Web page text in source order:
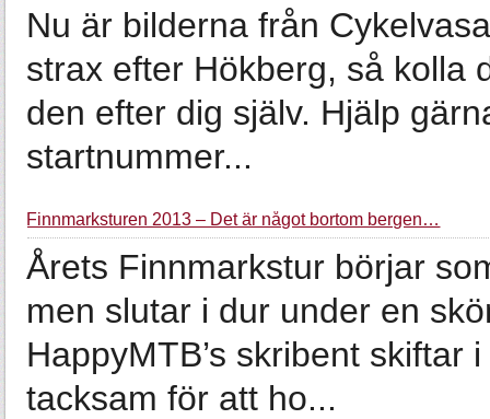
Nu är bilderna från
strax efter Hökberg, så kolla
den efter dig själv. Hjälp
startnummer...
Finnmarksturen 2013 – Det är något bortom bergen…
Årets Finnmarkstur börjar
men slutar i dur under en
HappyMTB’s skribent
tacksam för att ho...